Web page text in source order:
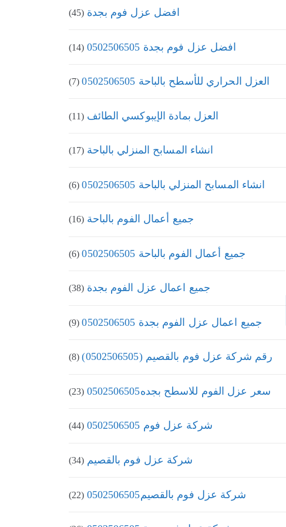
افضل عزل فوم بجدة (45)
افضل عزل فوم بجدة 0502506505 (14)
العزل الحراري للأسطح بالباحة 0502506505 (7)
العزل بمادة الإيبوكسي الطائف (11)
انشاء المسابح المنزلي بالباحة (17)
انشاء المسابح المنزلي بالباحة 0502506505 (6)
جميع أعمال الفوم بالباحة (16)
جميع أعمال الفوم بالباحة 0502506505 (6)
جميع اعمال عزل الفوم بجدة (38)
جميع اعمال عزل الفوم بجدة 0502506505 (9)
رقم شركة عزل فوم بالقصيم (0502506505) (8)
سعر عزل الفوم للاسطح بجده0502506505 (23)
شركة عزل فوم 0502506505 (44)
شركة عزل فوم بالقصيم (34)
شركة عزل فوم بالقصيم0502506505 (22)